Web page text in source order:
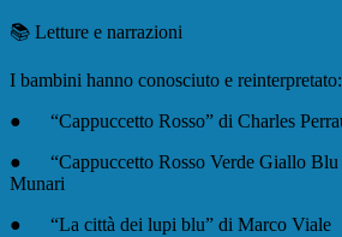
📚 Letture e narrazioni
I bambini hanno conosciuto e reinterpretato:
● “Cappuccetto Rosso” di Charles
● “Cappuccetto Rosso Verde Giallo
Munari
● “La città dei lupi blu” di Marco Viale